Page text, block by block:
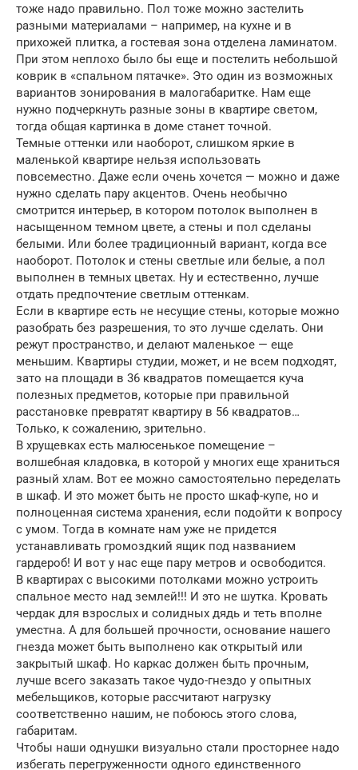
тоже надо правильно. Пол тоже можно застелить
разными материалами – например, на кухне и в
прихожей плитка, а гостевая зона отделена ламинатом.
При этом неплохо было бы еще и постелить небольшой
коврик в «спальном пятачке». Это один из возможных
вариантов зонирования в малогабаритке. Нам еще
нужно подчеркнуть разные зоны в квартире светом,
тогда общая картинка в доме станет точной.
Темные оттенки или наоборот, слишком яркие в
маленькой квартире нельзя использовать
повсеместно. Даже если очень хочется — можно и даже
нужно сделать пару акцентов. Очень необычно
смотрится интерьер, в котором потолок выполнен в
насыщенном темном цвете, а стены и пол сделаны
белыми. Или более традиционный вариант, когда все
наоборот. Потолок и стены светлые или белые, а пол
выполнен в темных цветах. Ну и естественно, лучше
отдать предпочтение светлым оттенкам.
Если в квартире есть не несущие стены, которые можно
разобрать без разрешения, то это лучше сделать. Они
режут пространство, и делают маленькое — еще
меньшим. Квартиры студии, может, и не всем подходят,
зато на площади в 36 квадратов помещается куча
полезных предметов, которые при правильной
расстановке превратят квартиру в 56 квадратов…
Только, к сожалению, зрительно.
В хрущевках есть малюсенькое помещение –
волшебная кладовка, в которой у многих еще храниться
разный хлам. Вот ее можно самостоятельно переделать
в шкаф. И это может быть не просто шкаф-купе, но и
полноценная система хранения, если подойти к вопросу
с умом. Тогда в комнате нам уже не придется
устанавливать громоздкий ящик под названием
гардероб! И вот у нас еще пару метров и освободится.
В квартирах с высокими потолками можно устроить
спальное место над землей!!! И это не шутка. Кровать
чердак для взрослых и солидных дядь и теть вполне
уместна. А для большей прочности, основание нашего
гнезда может быть выполнено как открытый или
закрытый шкаф. Но каркас должен быть прочным,
лучше всего заказать такое чудо-гнездо у опытных
мебельщиков, которые рассчитают нагрузку
соответственно нашим, не побоюсь этого слова,
габаритам.
Чтобы наши однушки визуально стали просторнее надо
избегать перегруженности одного единственного